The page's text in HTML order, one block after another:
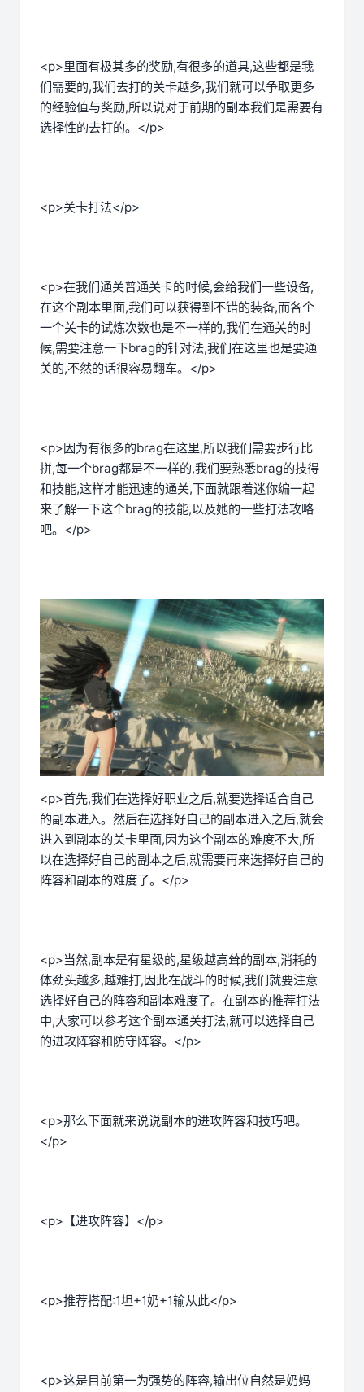
<p>里面有极其多的奖励,有很多的道具,这些都是我
们需要的,我们去打的关卡越多,我们就可以争取更多
的经验值与奖励,所以说对于前期的副本我们是需要有
选择性的去打的。</p>
<p>关卡打法</p>
<p>在我们通关普通关卡的时候,会给我们一些设备,
在这个副本里面,我们可以获得到不错的装备,而各个
一个关卡的试炼次数也是不一样的,我们在通关的时
候,需要注意一下brag的针对法,我们在这里也是要通
关的,不然的话很容易翻车。</p>
<p>因为有很多的brag在这里,所以我们需要步行比
拼,每一个brag都是不一样的,我们要熟悉brag的技得
和技能,这样才能迅速的通关,下面就跟着迷你编一起
来了解一下这个brag的技能,以及她的一些打法攻略
吧。</p>
<p>首先,我们在选择好职业之后,就要选择适合自己
的副本进入。然后在选择好自己的副本进入之后,就会
进入到副本的关卡里面,因为这个副本的难度不大,所
以在选择好自己的副本之后,就需要再来选择好自己的
阵容和副本的难度了。</p>
<p>当然,副本是有星级的,星级越高耸的副本,消耗的
体劲头越多,越难打,因此在战斗的时候,我们就要注意
选择好自己的阵容和副本难度了。在副本的推荐打法
中,大家可以参考这个副本通关打法,就可以选择自己
的进攻阵容和防守阵容。</p>
<p>那么下面就来说说副本的进攻阵容和技巧吧。
</p>
<p>【进攻阵容】</p>
<p>推荐搭配:1坦+1奶+1输从此</p>
<p>这是目前第一为强势的阵容,输出位自然是奶妈